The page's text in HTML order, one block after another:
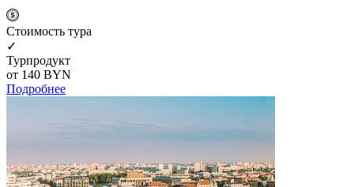
Cтоимость тура
✓
Турпродукт
от 140 BYN
Подробнее